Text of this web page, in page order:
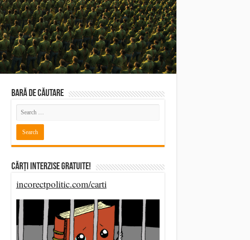
BARĂ DE CĂUTARE
Cărți Interzise Gratuite!
incorectpolitic.com/carti